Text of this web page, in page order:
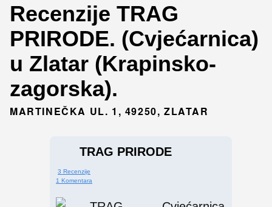
Recenzije TRAG
PRIRODE. (Cvjećarnica)
u Zlatar (Krapinsko-
zagorska).
MARTINEČKA UL. 1, 49250, ZLATAR
TRAG PRIRODE
3 Recenzije
1 Komentara